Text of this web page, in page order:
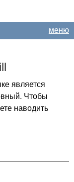
меню
является
Чтобы
наводить